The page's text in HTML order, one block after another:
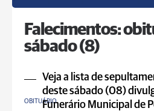
Falecimentos:
sábado (8)
Veja a lista de
deste sábado (08)
Funerário Municipal de
OBITUÁRIO